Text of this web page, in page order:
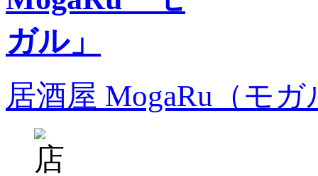
居酒屋 MogaRu（モ